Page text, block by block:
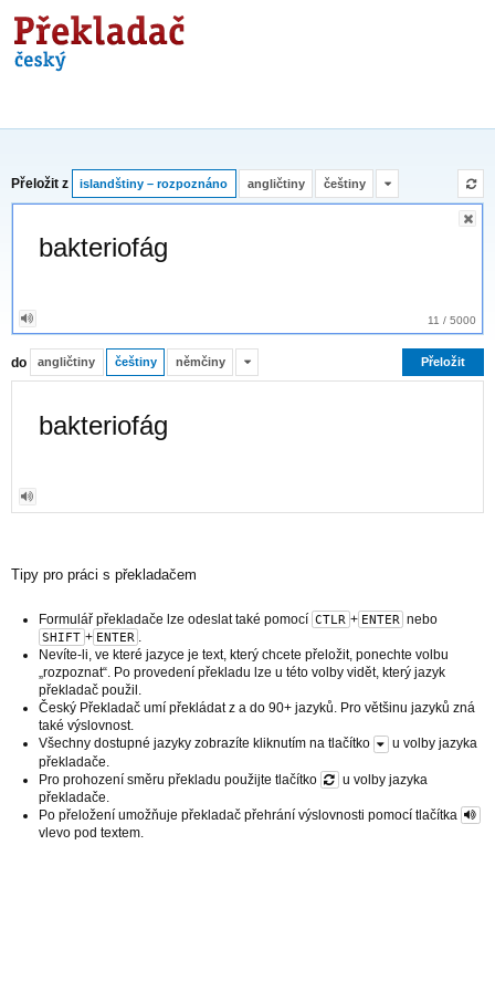
Překladač
Přeložit z islandštiny – rozpoznáno angličtiny češtiny
11 / 5000
do angličtiny češtiny němčiny Přeložit
bakteriofág
Tipy pro práci s překladačem
Formulář překladače lze odeslat také pomocí CTLR + ENTER nebo
SHIFT + ENTER .
Nevíte-li, ve které jazyce je text, který chcete přeložit, ponechte volbu
„rozpoznat“. Po provedení překladu lze u této volby vidět, který jazyk
překladač použil.
Český Překladač umí překládat z a do 90+ jazyků. Pro většinu jazyků zná
také výslovnost.
Všechny dostupné jazyky zobrazíte kliknutím na tlačítko
u volby jazyka
překladače.
Pro prohození směru překladu použijte tlačítko
u volby jazyka
překladače.
Po přeložení umožňuje překladač přehrání výslovnosti pomocí tlačítka
vlevo pod textem.